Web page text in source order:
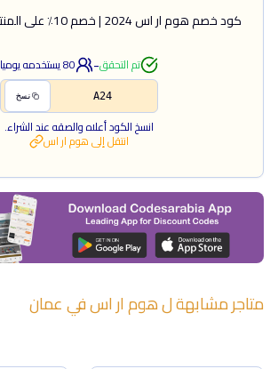
كود خصم هوم ار اس 2024 | خصم 10٪ على المنتجات
تم التحقق-
80يستخدمه يوميا
A24 نسخ
انسخ الكود أعلاه والصقه عند الشراء.
انتقل إلىهوم ار اس
متاجر مشابهة لهوم ار اسفيعمان